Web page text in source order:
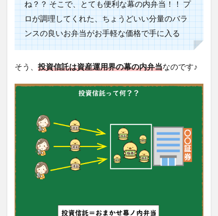
ね？？ そこで、とても便利な幕の内弁当！！プ
ロが調理してくれた、ちょうどいい分量のバラ
ンスの良いお弁当がお手軽な価格で手に入る
そう、 投資信託は資産運用界の幕の内弁当なのです♪